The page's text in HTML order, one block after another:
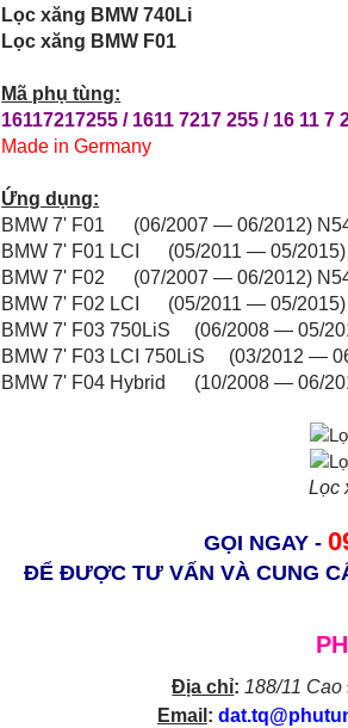
Lọc xăng BMW 740Li
Lọc xăng BMW F01
Mã phụ tùng:
16117217255 / 1611 7217 255 / 16 11 7
Made in Germany
Ứng dụng:
BMW 7' F01 (06/2007 — 06/2012)
BMW 7' F01 LCI (05/2011 — 05/2015)
BMW 7' F02 (07/2007 — 06/2012)
BMW 7' F02 LCI (05/2011 — 05/2015)
BMW 7' F03 750LiS (06/2008 — 05/
BMW 7' F03 LCI 750LiS (03/2012 —
BMW 7' F04 Hybrid (10/2008 — 06/
Lọc
GỌI NGAY -
ĐỂ ĐƯỢC TƯ VẤN VÀ CUNG
Địa chỉ: 188/11
Email :